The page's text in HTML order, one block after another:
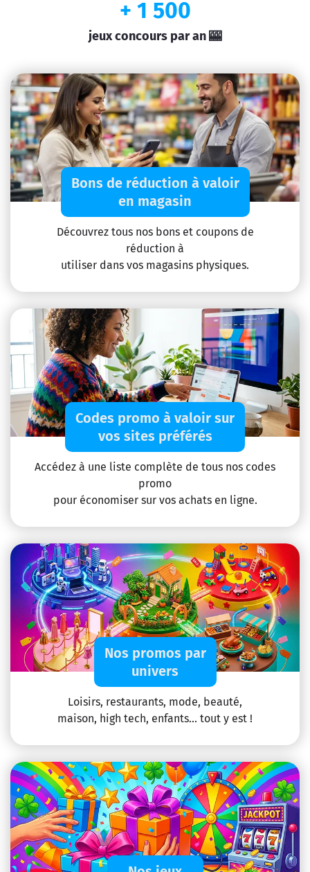
+ 1 500
jeux concours par an 🎰
Bons de réduction à valoir
en magasin
Découvrez tous nos bons et coupons de
réduction à
utiliser dans vos magasins physiques.
Codes promo à valoir sur
vos sites préférés
Accédez à une liste complète de tous nos codes
promo
pour économiser sur vos achats en ligne.
Nos promos par
univers
Loisirs, restaurants, mode, beauté,
maison, high tech, enfants... tout y est !